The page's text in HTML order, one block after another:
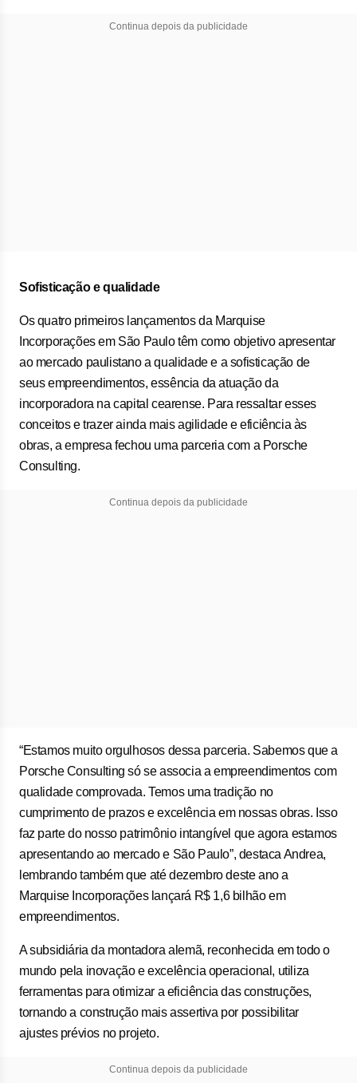
Continua depois da publicidade
Sofisticação e qualidade
Os quatro primeiros lançamentos da Marquise
Incorporações em São Paulo têm como objetivo apresentar
ao mercado paulistano a qualidade e a sofisticação de
seus empreendimentos, essência da atuação da
incorporadora na capital cearense. Para ressaltar esses
conceitos e trazer ainda mais agilidade e eficiência às
obras, a empresa fechou uma parceria com a Porsche
Consulting.
Continua depois da publicidade
“Estamos muito orgulhosos dessa parceria. Sabemos que a
Porsche Consulting só se associa a empreendimentos com
qualidade comprovada. Temos uma tradição no
cumprimento de prazos e excelência em nossas obras. Isso
faz parte do nosso patrimônio intangível que agora estamos
apresentando ao mercado e São Paulo”, destaca Andrea,
lembrando também que até dezembro deste ano a
Marquise Incorporações lançará R$ 1,6 bilhão em
empreendimentos.
A subsidiária da montadora alemã, reconhecida em todo o
mundo pela inovação e excelência operacional, utiliza
ferramentas para otimizar a eficiência das construções,
tornando a construção mais assertiva por possibilitar
ajustes prévios no projeto.
Continua depois da publicidade